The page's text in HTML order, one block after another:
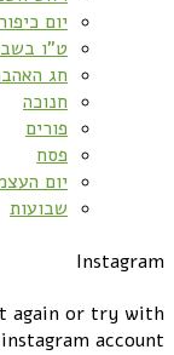
יום כיפור
ט”ו
חג
חנוכה
פורים
פסח
יום
שבועות
Instagram
again or try with
account.